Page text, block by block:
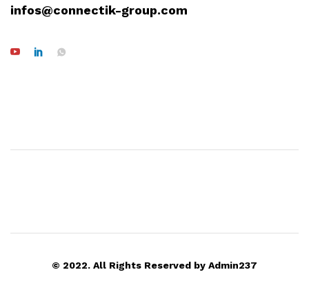
infos@connectik-group.com
© 2022. All Rights Reserved by Admin237